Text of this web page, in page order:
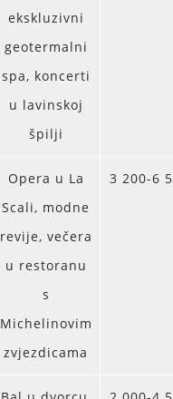
ekskluzivni
geotermalni
spa, koncerti
u lavinskoj
špilji
Opera u La
Scali, modne
revije, večera
u restoranu
s
Michelinovim
zvjezdicama
3 200-6